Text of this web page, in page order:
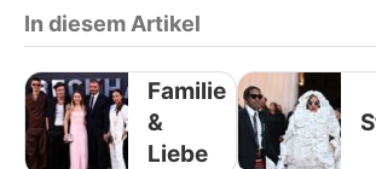
In diesem Artikel
Familie
&
Liebe